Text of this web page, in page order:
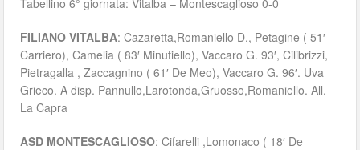
Tabellino 6° giornata: Vitalba – Montescaglioso 0-0
FILIANO VITALBA: Cazaretta,Romaniello D., Petagine ( 51′
Carriero), Camelia ( 83′ Minutiello), Vaccaro G. 93′, Cilibrizzi,
Pietragalla , Zaccagnino ( 61′ De Meo), Vaccaro G. 96′. Uva
Grieco. A disp. Pannullo,Larotonda,Gruosso,Romaniello. All.
La Capra
ASD MONTESCAGLIOSO: Cifarelli ,Lomonaco ( 18′ De